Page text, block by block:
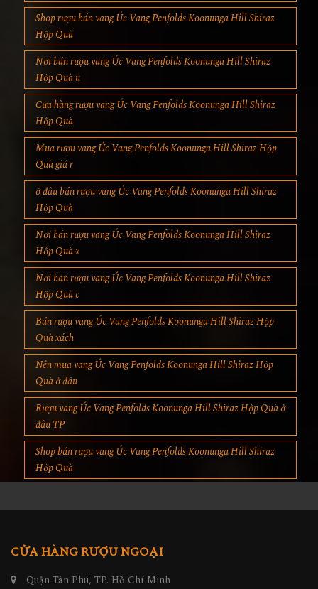
Shop rượu bán vang Úc Vang Penfolds Koonunga Hill Shiraz
Hộp Quà
Nơi bán rượu vang Úc Vang Penfolds Koonunga Hill Shiraz
Hộp Quà u
Cửa hàng rượu vang Úc Vang Penfolds Koonunga Hill Shiraz
Hộp Quà
Mua rượu vang Úc Vang Penfolds Koonunga Hill Shiraz Hộp
Quà giá r
ở đâu bán rượu vang Úc Vang Penfolds Koonunga Hill Shiraz
Hộp Quà
Nơi bán rượu vang Úc Vang Penfolds Koonunga Hill Shiraz
Hộp Quà x
Nơi bán rượu vang Úc Vang Penfolds Koonunga Hill Shiraz
Hộp Quà c
Bán rượu vang Úc Vang Penfolds Koonunga Hill Shiraz Hộp
Quà xách
Nên mua vang Úc Vang Penfolds Koonunga Hill Shiraz Hộp
Quà ở đâu
Rượu vang Úc Vang Penfolds Koonunga Hill Shiraz Hộp Quà ở
đâu TP
Shop bán rượu vang Úc Vang Penfolds Koonunga Hill Shiraz
Hộp Quà
CỬA HÀNG RƯỢU NGOẠI
Quận Tân Phú, TP. Hồ Chí Minh